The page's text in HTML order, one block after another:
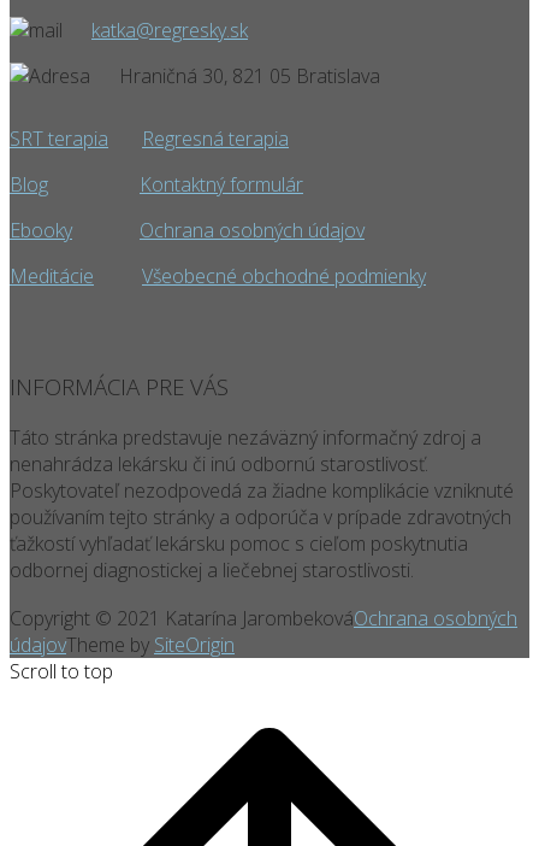
katka@regresky.sk
Hraničná 30, 821 05 Bratislava
SRT terapia
Regresná terapia
Blog
Kontaktný formulár
Ebooky
Ochrana osobných údajov
Meditácie
Všeobecné obchodné podmienky
INFORMÁCIA PRE VÁS
Táto stránka predstavuje nezáväzný informačný zdroj a
nenahrádza lekársku či inú odbornú starostlivosť.
Poskytovateľ nezodpovedá za žiadne komplikácie vzniknuté
používaním tejto stránky a odporúča v prípade zdravotných
ťažkostí vyhľadať lekársku pomoc s cieľom poskytnutia
odbornej diagnostickej a liečebnej starostlivosti.
Copyright © 2021 Katarína JarombekováOchrana osobných
údajovTheme by SiteOrigin
Scroll to top